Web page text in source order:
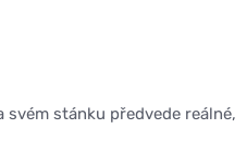
svém stánku předvede reálné,